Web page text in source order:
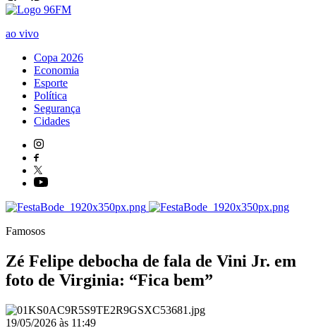
ao vivo
Copa 2026
Economia
Esporte
Política
Segurança
Cidades
Famosos
Zé Felipe debocha de fala de Vini Jr. em
foto de Virginia: “Fica bem”
19/05/2026 às 11:49